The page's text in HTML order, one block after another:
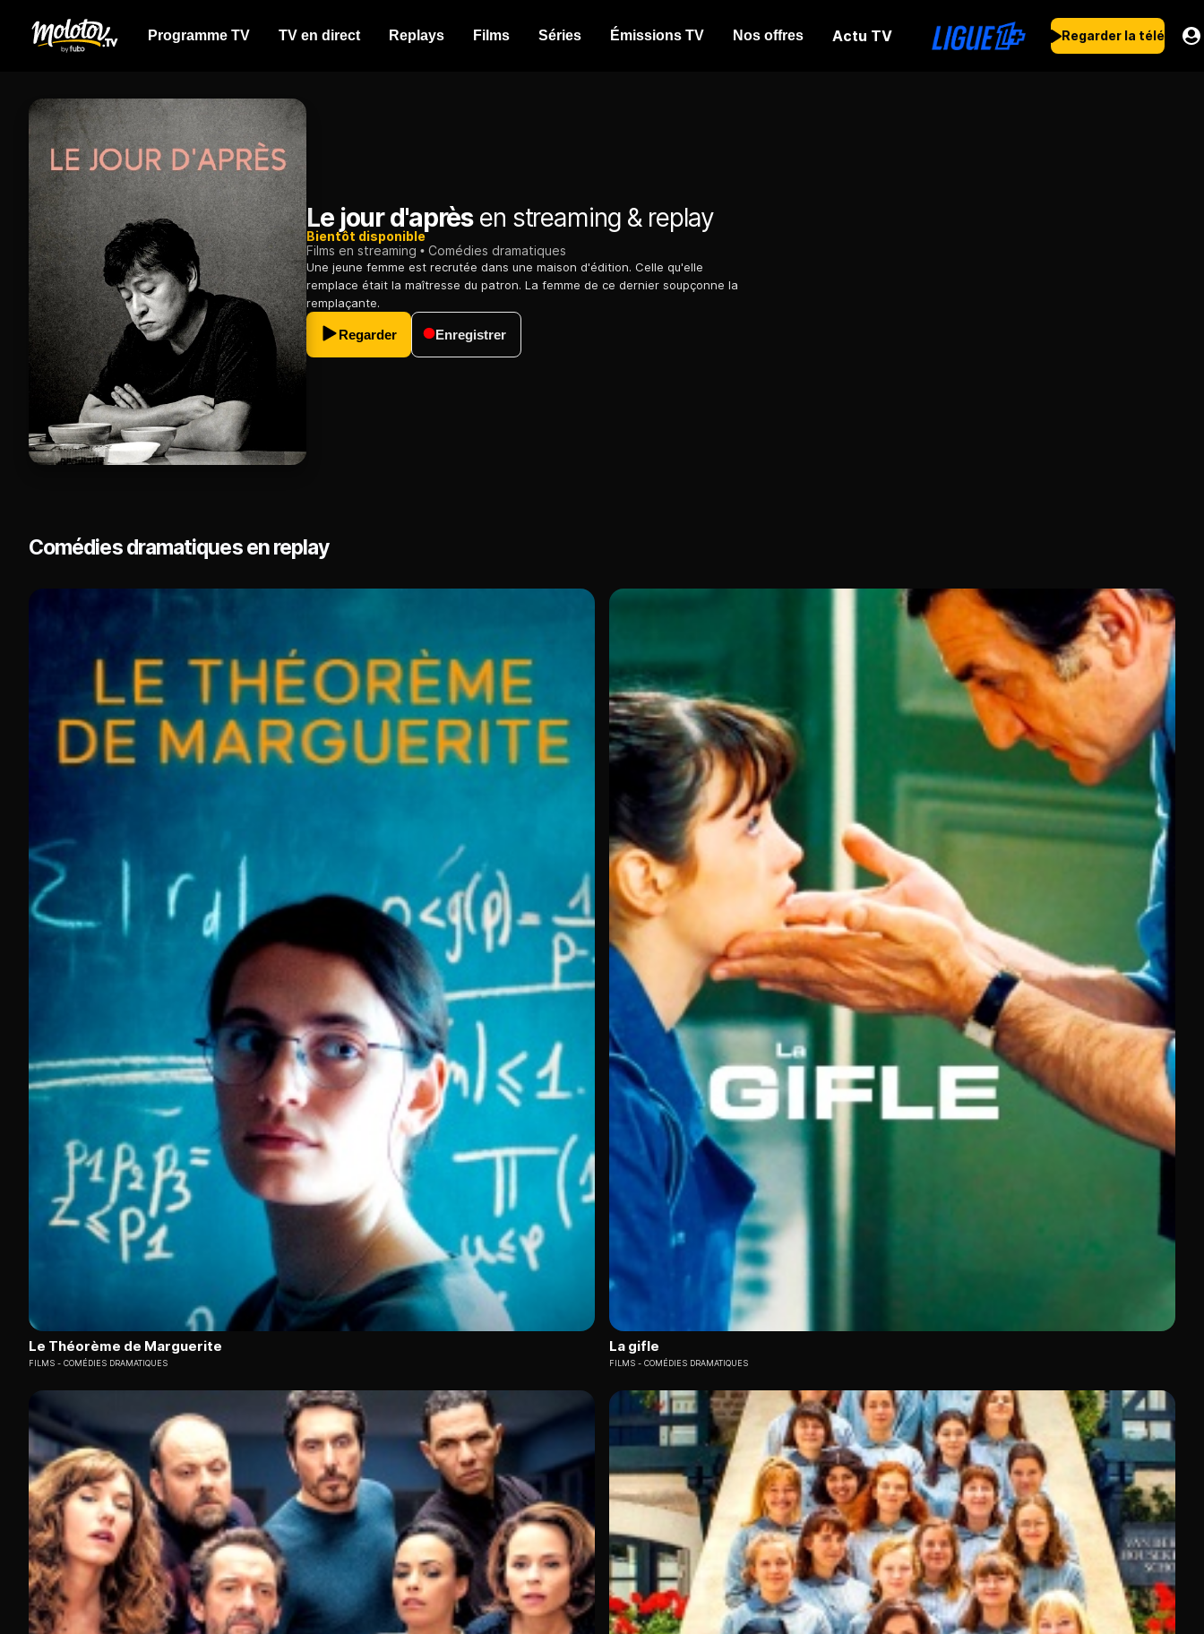
Programme TV TV en direct Replays Films Séries Émissions TV Nos offres Actu TV Regarder la télé
Le jour d'aprèsen streaming & replay
Bientôt disponible
Films en streaming
Comédies dramatiques
Une jeune femme est recrutée dans une maison d'édition. Celle qu'elle
remplace était la maîtresse du patron. La femme de ce dernier soupçonne la
remplaçante.
Regarder Enregistrer
Comédies dramatiques en replay
Le Théorème de Marguerite
FILMS COMÉDIES DRAMATIQUES
La gifle
FILMS COMÉDIES DRAMATIQUES